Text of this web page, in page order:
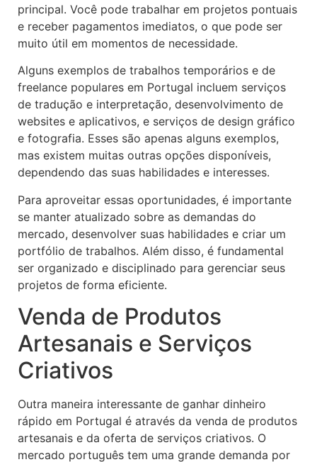
principal. Você pode trabalhar em projetos pontuais
e receber pagamentos imediatos, o que pode ser
muito útil em momentos de necessidade.
Alguns exemplos de trabalhos temporários e de
freelance populares em Portugal incluem serviços
de tradução e interpretação, desenvolvimento de
websites e aplicativos, e serviços de design gráfico
e fotografia. Esses são apenas alguns exemplos,
mas existem muitas outras opções disponíveis,
dependendo das suas habilidades e interesses.
Para aproveitar essas oportunidades, é importante
se manter atualizado sobre as demandas do
mercado, desenvolver suas habilidades e criar um
portfólio de trabalhos. Além disso, é fundamental
ser organizado e disciplinado para gerenciar seus
projetos de forma eficiente.
Venda de Produtos
Artesanais e Serviços
Criativos
Outra maneira interessante de ganhar dinheiro
rápido em Portugal é através da venda de produtos
artesanais e da oferta de serviços criativos. O
mercado português tem uma grande demanda por